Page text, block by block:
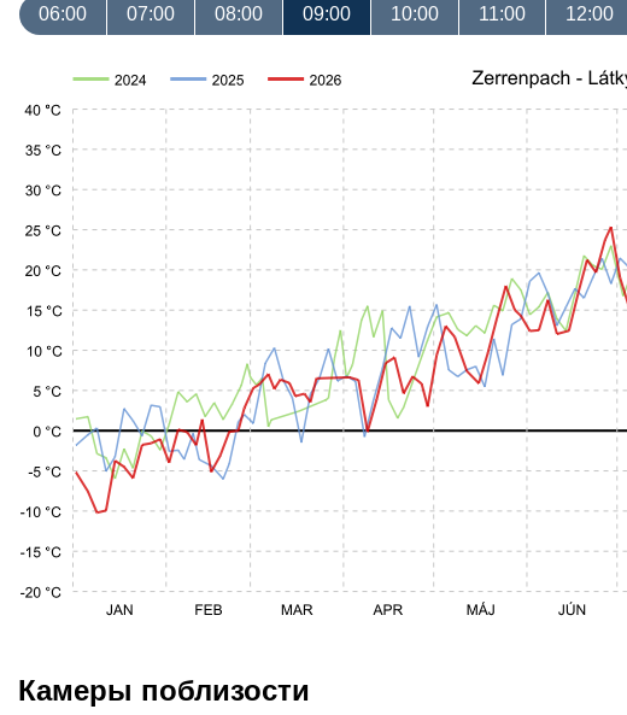
06:00 07:00 08:00 09:00 10:00 11:00 12:00
Камеры поблизости